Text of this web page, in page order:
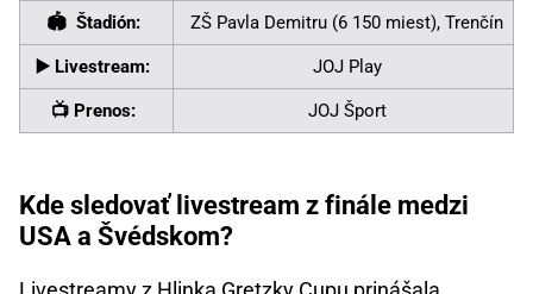
🏟 Štadión: ZŠ Pavla Demitru (6 150 miest), Trenčín
▶️ Livestream: JOJ Play
📺 Prenos: JOJ Šport
Kde sledovať livestream z finále medzi
USA a Švédskom?